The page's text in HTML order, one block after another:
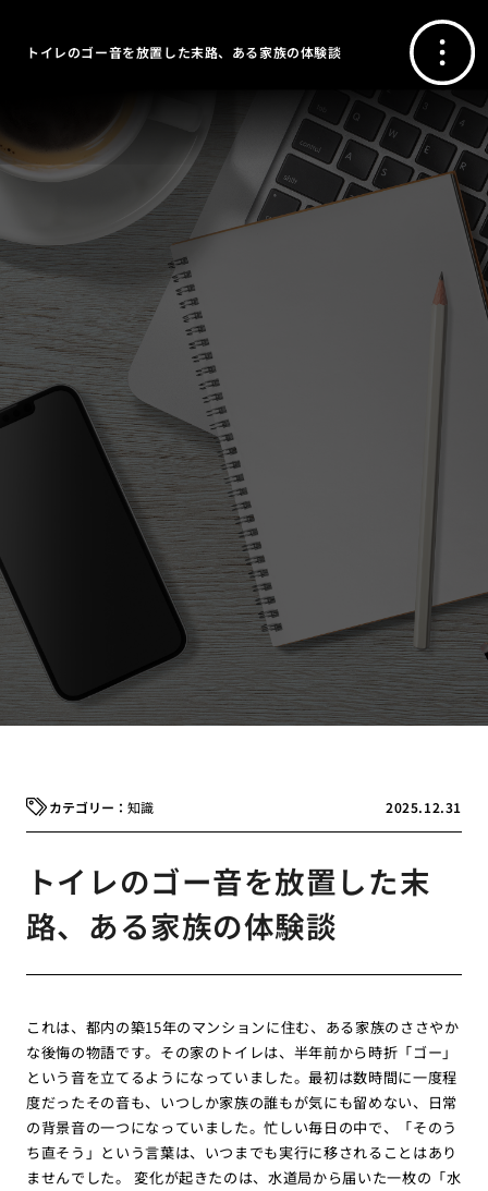
トイレのゴー音を放置した末路、ある家族の体験談
2025.12.31
知識
トイレのゴー音を放置した末
路、ある家族の体験談
これは、都内の築15年のマンションに住む、ある家族のささやか
な後悔の物語です。その家のトイレは、半年前から時折「ゴー」
という音を立てるようになっていました。最初は数時間に一度程
度だったその音も、いつしか家族の誰もが気にも留めない、日常
の背景音の一つになっていました。忙しい毎日の中で、「そのう
ち直そう」という言葉は、いつまでも実行に移されることはあり
ませんでした。 変化が起きたのは、水道局から届いた一枚の「水